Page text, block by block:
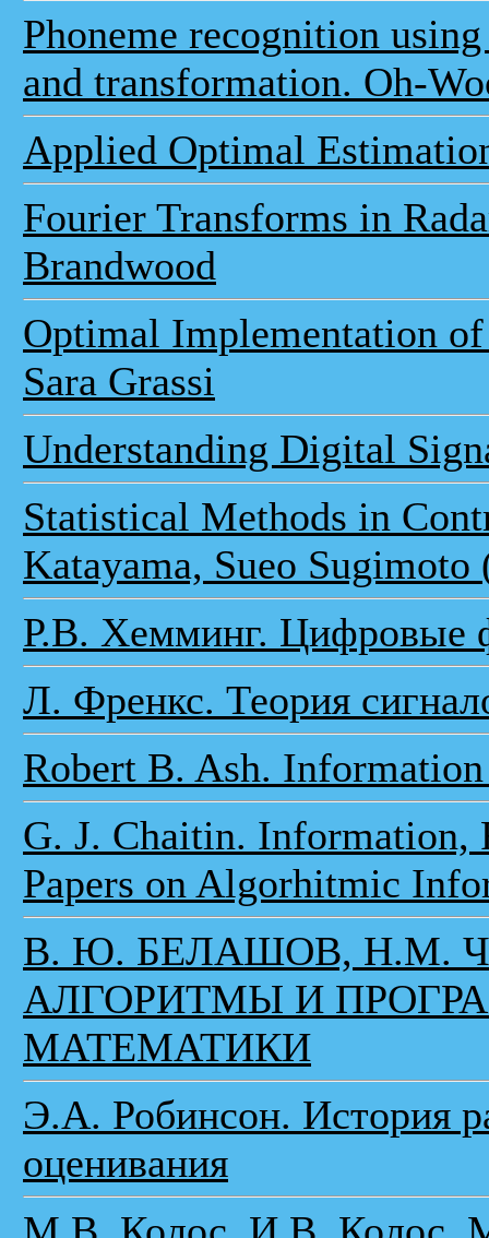
Phoneme recognition
and transformation. Oh-
Applied Optimal
Fourier Transforms in
Brandwood
Optimal Implementation
Sara Grassi
Understanding Digital
Statistical Methods in
Katayama, Sueo Sugimoto
Р.В. Хемминг. Цифровые
Л. Френкс. Теория
Robert B. Ash.
G. J. Chaitin. Information,
Papers on Algorhitmic
В. Ю. БЕЛАШОВ, Н.М.
АЛГОРИТМЫ И
МАТЕМАТИКИ
Э.А. Робинсон. История
оценивания